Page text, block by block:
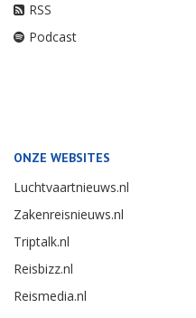
RSS
Podcast
ONZE WEBSITES
Luchtvaartnieuws.nl
Zakenreisnieuws.nl
Triptalk.nl
Reisbizz.nl
Reismedia.nl